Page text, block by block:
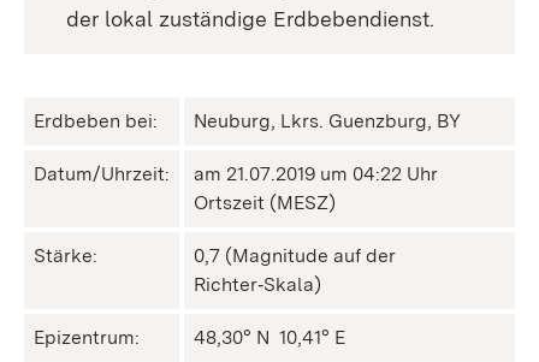
der lokal zuständige Erdbebendienst.
Erdbeben bei: Neuburg, Lkrs. Guenzburg, BY
Datum/Uhrzeit:
am 21.07.2019 um 04:22 Uhr
Ortszeit (MESZ)
Stärke:
0,7 (Magnitude auf der
Richter‑Skala)
Epizentrum: 48,30° N ㅤ 10,41° E